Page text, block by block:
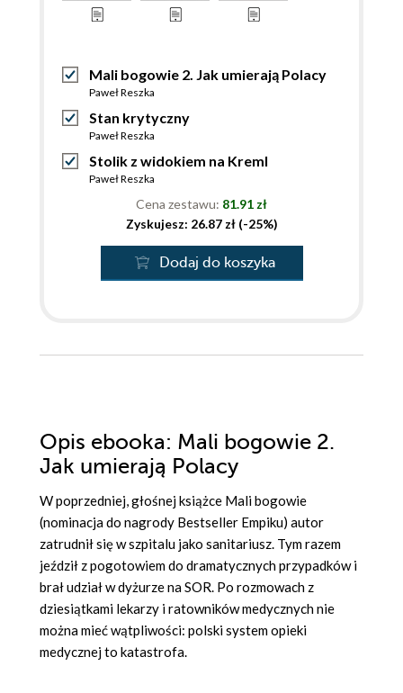
Mali bogowie 2. Jak umierają Polacy
Paweł Reszka
Stan krytyczny
Paweł Reszka
Stolik z widokiem na Kreml
Paweł Reszka
Cena zestawu: 81.91 zł
Zyskujesz: 26.87 zł (-25%)
Dodaj do koszyka
Opis ebooka: Mali bogowie 2.
Jak umierają Polacy
W poprzedniej, głośnej książce Mali bogowie
(nominacja do nagrody Bestseller Empiku) autor
zatrudnił się w szpitalu jako sanitariusz. Tym razem
jeździł z pogotowiem do dramatycznych przypadków i
brał udział w dyżurze na SOR. Po rozmowach z
dziesiątkami lekarzy i ratowników medycznych nie
można mieć wątpliwości: polski system opieki
medycznej to katastrofa.